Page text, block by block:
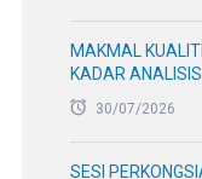
MAKMAL
KADAR ANALISIS
30/07/2026
SESI